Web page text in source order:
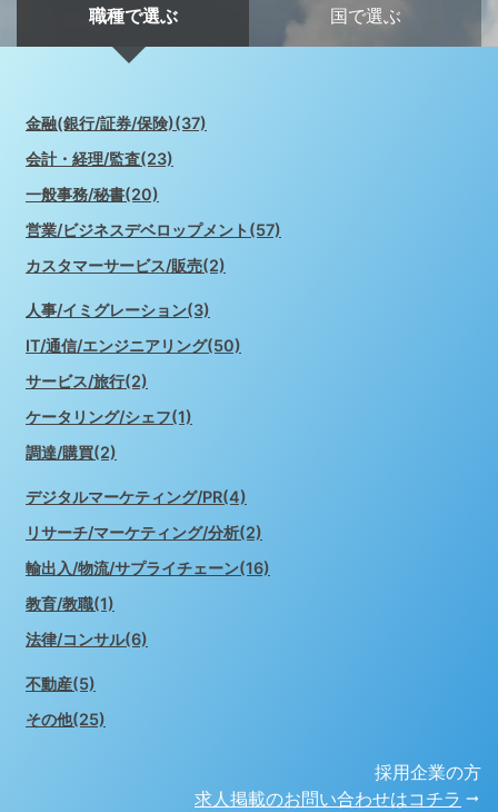
職種で選ぶ 国で選ぶ
金融(銀行/証券/保険)(37)
会計・経理/監査(23)
一般事務/秘書(20)
営業/ビジネスデベロップメント(57)
カスタマーサービス/販売(2)
人事/イミグレーション(3)
IT/通信/エンジニアリング(50)
サービス/旅行(2)
ケータリング/シェフ(1)
調達/購買(2)
デジタルマーケティング/PR(4)
リサーチ/マーケティング/分析(2)
輸出入/物流/サプライチェーン(16)
教育/教職(1)
法律/コンサル(6)
不動産(5)
その他(25)
採用企業の方
求人掲載のお問い合わせはコチラ